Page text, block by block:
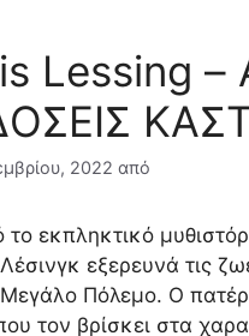
Lessing
2022 από
το εκπληκτικό
Λέσινγκ εξερευνά τις
Πόλεμο. Ο
τον βρίσκει στα